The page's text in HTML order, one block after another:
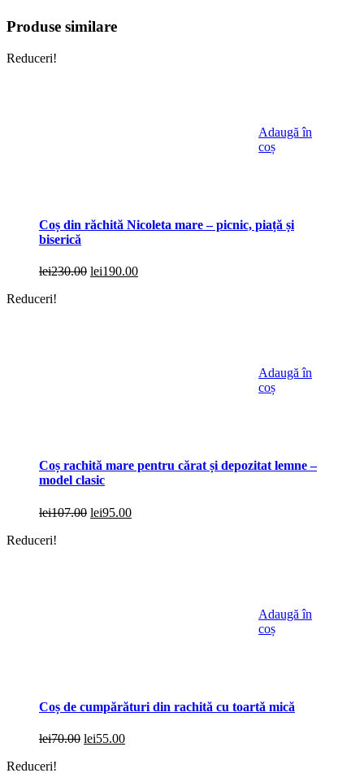
Produse similare
Reduceri!
Adaugă în
coș
Coș din răchită Nicoleta mare – picnic, piață și
biserică
lei230.00 Prețul
lei190.00Prețul
Reduceri!
Adaugă în
coș
Coș rachită mare pentru cărat și depozitat lemne –
model clasic
lei107.00 Prețul
lei95.00Prețul
Reduceri!
Adaugă în
coș
Coș de cumpărături din rachită cu toartă mică
lei70.00 Prețul
lei55.00Prețul
Reduceri!